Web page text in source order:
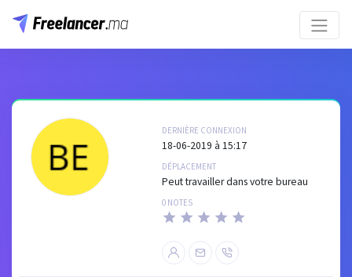
DERNIÈRE CONNEXION
18-06-2019 à 15:17
DÉPLACEMENT
Peut travailler dans votre bureau
0 NOTES